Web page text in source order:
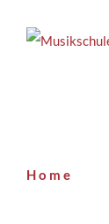
Inhalt
Home